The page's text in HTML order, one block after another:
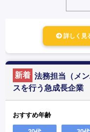
詳しく見
新着 法務担当（メ
スを行う急成長企業
おすすめ年齢